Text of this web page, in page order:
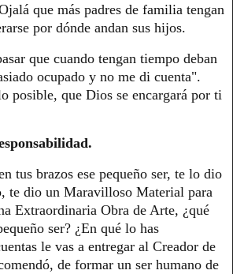
que más padres de familia tengan
por dónde andan sus hijos.
que cuando tengan tiempo deban
ocupado y no me di cuenta".
posible, que Dios se encargará por ti
tus brazos ese pequeño ser, te lo dio
te dio un Maravilloso Material para
Extraordinaria Obra de Arte, ¿qué
ser? ¿En qué lo has
le vas a entregar al Creador de
de formar un ser humano de